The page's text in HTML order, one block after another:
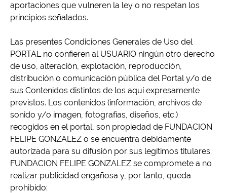
aportaciones que vulneren la ley o no respetan los
principios señalados.
Las presentes Condiciones Generales de Uso del
PORTAL no confieren al USUARIO ningún otro derecho
de uso, alteración, explotación, reproducción,
distribución o comunicación pública del Portal y/o de
sus Contenidos distintos de los aquí expresamente
previstos. Los contenidos (información, archivos de
sonido y/o imagen, fotografías, diseños, etc.)
recogidos en el portal, son propiedad de FUNDACION
FELIPE GONZALEZ o se encuentra debidamente
autorizada para su difusión por sus legítimos titulares.
FUNDACION FELIPE GONZALEZ se compromete a no
realizar publicidad engañosa y, por tanto, queda
prohibido: